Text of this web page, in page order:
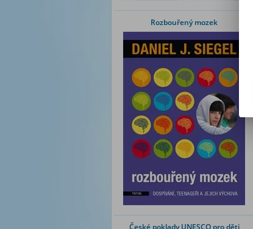
Rozbouřený mozek
České poklady UNESCO pro děti